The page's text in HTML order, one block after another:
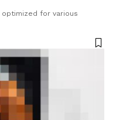
optimized for various